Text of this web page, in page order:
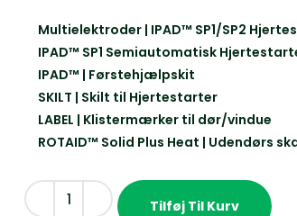
Multielektroder | IPAD™ SP1/SP2
IPAD™ SP1 Semiautomatisk
IPAD™ | Førstehjælpskit
SKILT | Skilt til Hjertestarter
LABEL | Klistermærker til dør/vindue
ROTAID™ Solid Plus Heat | Udendørs
Tilføj Til Kurv